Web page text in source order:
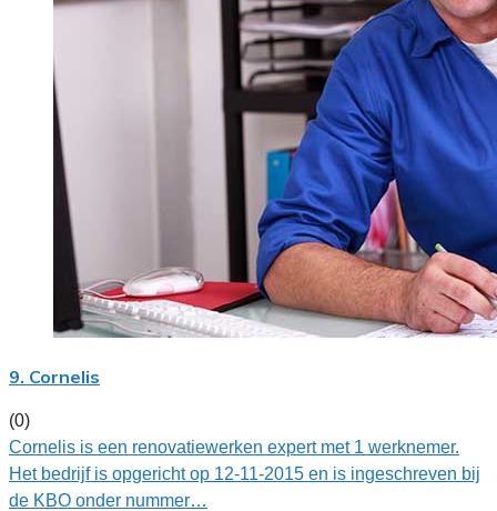
9. Cornelis
(0)
Cornelis is een renovatiewerken expert met 1 werknemer.
Het bedrijf is opgericht op 12-11-2015 en is ingeschreven bij
de KBO onder nummer…